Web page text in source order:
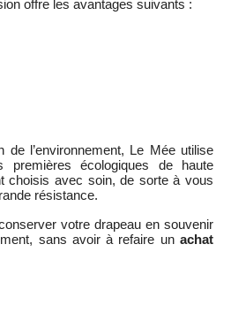
offre les avantages suivants :
de l’environnement, Le Mée utilise
premières écologiques de haute
choisis avec soin, de sorte à vous
résistance.
votre drapeau en souvenir
sans avoir à refaire un achat